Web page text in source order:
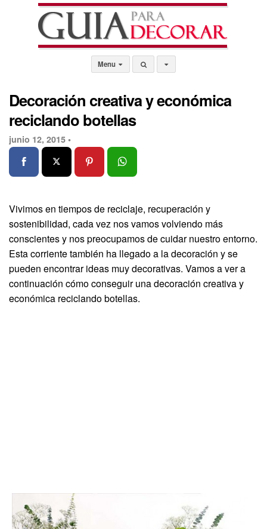
Menu
Decoración creativa y económica
reciclando botellas
junio 12, 2015 •
Vivimos en tiempos de reciclaje, recuperación y
sostenibilidad, cada vez nos vamos volviendo más
conscientes y nos preocupamos de cuidar nuestro entorno.
Esta corriente también ha llegado a la decoración y se
pueden encontrar ideas muy decorativas. Vamos a ver a
continuación cómo conseguir una decoración creativa y
económica reciclando botellas.